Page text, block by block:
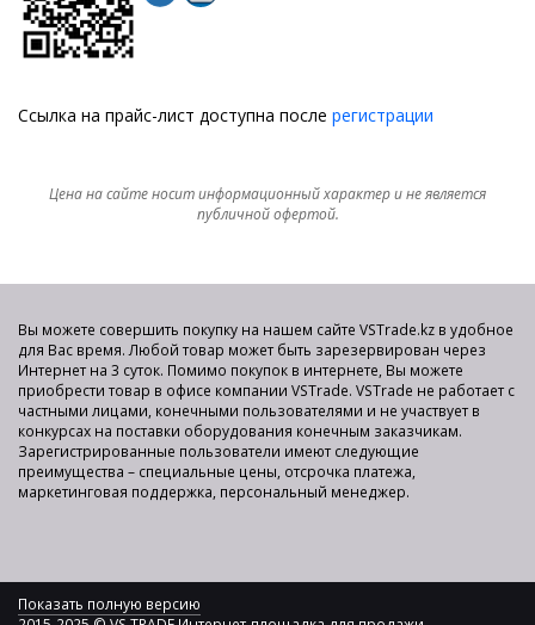
Ссылка на прайс-лист доступна после регистрации
Цена на сайте носит информационный характер и не является
публичной офертой.
Вы можете совершить покупку на нашем сайте VSTrade.kz в удобное
для Вас время. Любой товар может быть зарезервирован через
Интернет на 3 суток. Помимо покупок в интернете, Вы можете
приобрести товар в офисе компании VSTrade. VSTrade не работает с
частными лицами, конечными пользователями и не участвует в
конкурсах на поставки оборудования конечным заказчикам.
Зарегистрированные пользователи имеют следующие
преимущества – специальные цены, отсрочка платежа,
маркетинговая поддержка, персональный менеджер.
Показать полную версию